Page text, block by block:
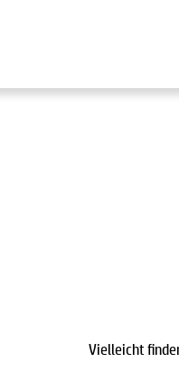
Vielleicht